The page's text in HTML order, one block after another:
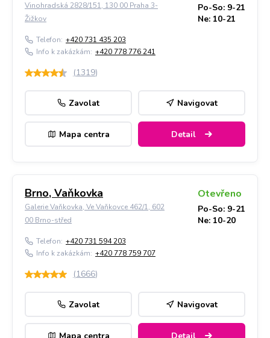
Vinohradská 2828/151, 130 00 Praha 3-
Žižkov
Po-So: 9-21
Ne: 10-21
Telefon: +420 731 435 203
Info k zakázkám: +420 778 776 241
(1319)
Zavolat Navigovat
Mapa centra Detail
Brno, Vaňkovka
Galerie Vaňkovka, Ve Vaňkovce 462/1, 602
00 Brno-střed
Otevřeno
Po-So: 9-21
Ne: 10-20
Telefon: +420 731 594 203
Info k zakázkám: +420 778 759 707
(1666)
Zavolat Navigovat
Mapa centra Detail